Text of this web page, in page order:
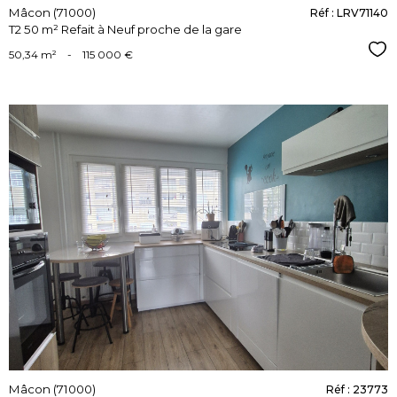
Mâcon (71000)
T2 50 m² Refait à Neuf proche de la gare
Réf : LRV71140
50,34 m² - 115 000 €
voir le
bien
Mâcon (71000)
Réf : 23773